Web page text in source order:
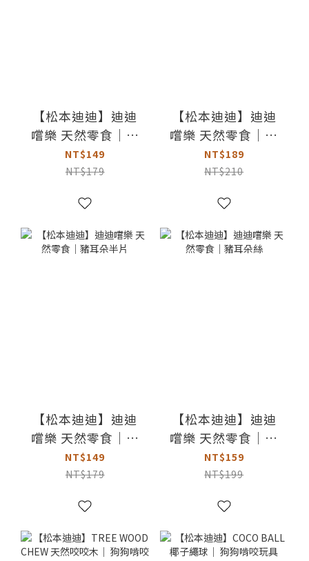
【松本迪迪】迪迪
嚐樂 天然零食｜鴨
脆管
NT$149
NT$179
【松本迪迪】迪迪
嚐樂 天然零食｜豬
耳朵片
NT$189
NT$210
【松本迪迪】迪迪
嚐樂 天然零食｜豬
耳朵半片
NT$149
NT$179
【松本迪迪】迪迪
嚐樂 天然零食｜豬
耳朵絲
NT$159
NT$199